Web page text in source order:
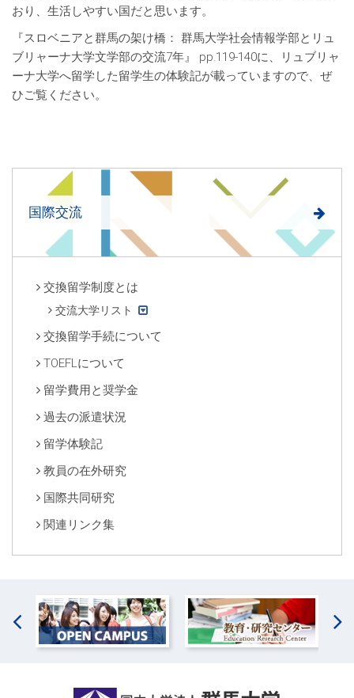
おり、生活しやすい国だと思います。
『スロベニアと群馬の架け橋： 群馬大学社会情報学部とリュ
ブリャーナ大学文学部の交流7年』 pp.119-140に、リュブリャ
ーナ大学へ留学した留学生の体験記が載っていますので、ぜ
ひご覧ください。
国際交流
交換留学制度とは
交流大学リスト
交換留学手続について
TOEFLについて
留学費用と奨学金
過去の派遣状況
留学体験記
教員の在外研究
国際共同研究
関連リンク集